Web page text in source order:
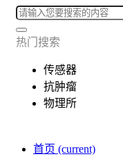
热门搜索
传感器
抗肿瘤
物理所
首页 (current)